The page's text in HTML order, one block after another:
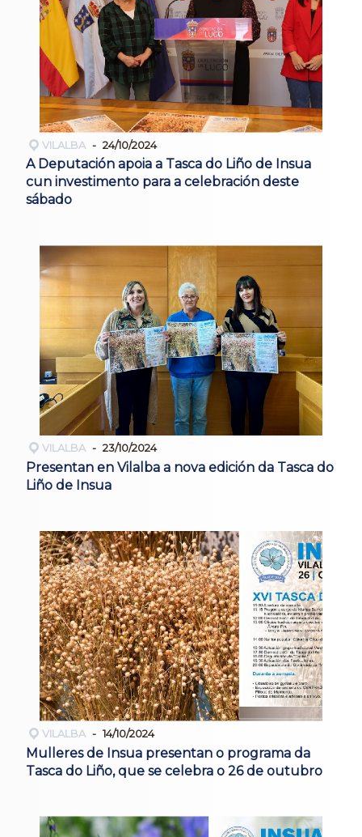
VILALBA 24/10/2024
A Deputación apoia a Tasca do Liño de Insua
cun investimento para a celebración deste
sábado
VILALBA 23/10/2024
Presentan en Vilalba a nova edición da Tasca do
Liño de Insua
VILALBA 14/10/2024
Mulleres de Insua presentan o programa da
Tasca do Liño, que se celebra o 26 de outubro